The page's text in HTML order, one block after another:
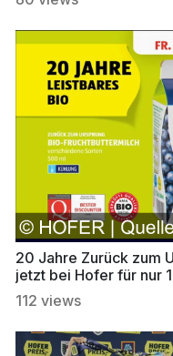
20 Jahre Zurück zum
jetzt bei Hofer für nur
112 views